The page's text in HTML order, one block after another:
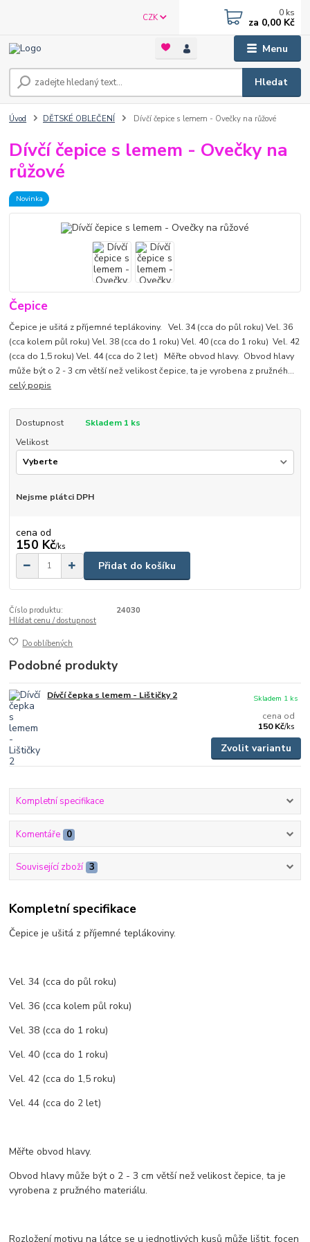
Menu
CZK
Hledat
0 ks
za 0,00 Kč
Úvod DĚTSKÉ OBLEČENÍ Dívčí čepice s lemem - Ovečky na růžové
Dívčí čepice s lemem - Ovečky na
růžové
Novinka
Čepice
Čepice je ušitá z příjemné teplákoviny. Vel. 34 (cca do půl roku) Vel. 36
(cca kolem půl roku) Vel. 38 (cca do 1 roku) Vel. 40 (cca do 1 roku) Vel. 42
(cca do 1,5 roku) Vel. 44 (cca do 2 let) Měřte obvod hlavy. Obvod hlavy
může být o 2 - 3 cm větší než velikost čepice, ta je vyrobena z pružnéh...
celý popis
Dostupnost
Skladem 1 ks
Velikost
Nejsme plátci DPH
cena od
150 Kč/ks
Přidat do košíku
Číslo produktu:
24030
Hlídat cenu / dostupnost
Do oblíbených
Podobné produkty
Dívčí čepka s lemem - Lištičky 2
cena od
150 Kč/ks
Skladem 1 ks
Zvolit variantu
Kompletní specifikace
Komentáře 0
Související zboží 3
Kompletní specifikace
Čepice je ušitá z příjemné teplákoviny.
Vel. 34 (cca do půl roku)
Vel. 36 (cca kolem půl roku)
Vel. 38 (cca do 1 roku)
Vel. 40 (cca do 1 roku)
Vel. 42 (cca do 1,5 roku)
Vel. 44 (cca do 2 let)
Měřte obvod hlavy.
Obvod hlavy může být o 2 - 3 cm větší než velikost čepice, ta je
vyrobena z pružného materiálu.
Rozložení motivu na látce se u jednotlivých kusů může lištit, focen